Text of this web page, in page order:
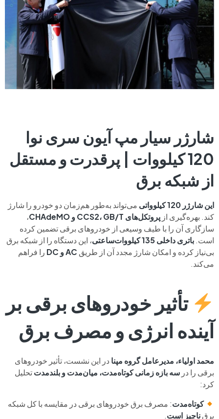
شارژر سیار مپ آیون سری نوا
120 کیلووات | پرقدرت و مستقل
از شبکه برق
این شارژر 120 کیلوواتی
می‌تواند به‌طور هم‌زمان دو خودرو را شارژ
کند. بهره‌گیری از پروتکل‌های CCS2، GB/T و CHAdeMO
،
سازگاری آن را با طیف وسیعی از خودروهای برقی تضمین کرده
است.باتری داخلی 135 کیلووات‌ساعتی
، این دستگاه را از شبکه برق
بی‌نیاز کرده و امکان شارژ مجدد آن از طریق AC و DC
را فراهم
می‌کند.
تأثیر خودروهای برقی بر
آینده انرژی و مصرف برق
محمد اولیاء، مدیرعامل گروه مپنا در این نشست، تأثیر خودروهای
برقی را در سه بازه زمانی کوتاه‌مدت، میان‌مدت و بلندمدتتحلیل
کرد:
کوتاه‌مدت: مصرف برق خودروهای برقی در مقایسه با کل شبکه
برقناچیز است.